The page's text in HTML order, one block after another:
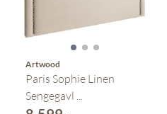
Artwood
Paris Sophie Linen
Sengegavl ...